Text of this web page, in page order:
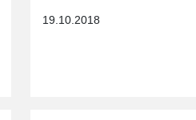
19.10.2018